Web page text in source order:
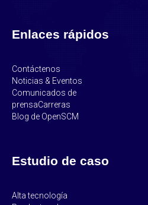
Enlaces rápidos
Contáctenos
Noticias & Eventos
Comunicados de
prensaCarreras
Blog de OpenSCM
Estudio de caso
Alta tecnología